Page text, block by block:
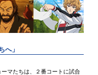
へ」
マたちは、２番コートに試合